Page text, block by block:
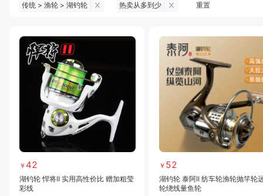
钓鱼伞 台钓服饰 台钓装备
黑坑浮漂 黑坑配件 黑坑钓灯 黑坑网
黑坑饵料 路亚竿 雷强竿
路亚装备 海钓线
传统 > 渔轮 > 湖钓轮 热卖从多到少 重置
￥ 42
湖钓轮 悍将II 实用高性价比 赠加粗莹
彩线
￥ 52
湖钓轮 泰阿II 纺车轮渔轮抛竿轮
轮绕线量鱼轮